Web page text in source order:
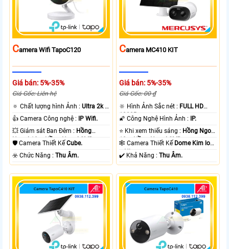
CAmera Wifi TapoC120
Giá bán: 5%-35%
Giá Gốc: Liên hệ
🔅 Chất lượng hình Ảnh :Ultra 2k +
.
👍 Camera Công nghệ : IP Wifi.
💥 Giám sát Ban Đêm : Hồng
Ngoại 10m Hồng Ngoại SMD.
🛡 Camera Thiết KếCube.
️☣️ Chức Năng :Thu Âm.
CAmera MC410 KIT
Giá bán: 5%-35%
Giá Gốc: 00 ₫
🔆 Hình Ảnh Sắc nét : FULL HD
1080P .
🌠 Công Nghệ Hình Ảnh : IP.
⭐ Khi xem thiếu sáng : Hồng Ngoại
10m Hồng Ngoại SMD.
🕸️ Camera Thiết Kế Dome Kim loại
+ Nhựa.
️✔️ Khả Năng :Thu Âm.